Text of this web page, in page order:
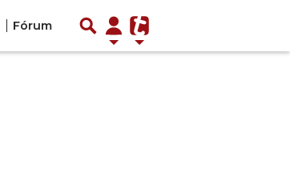
Fórum